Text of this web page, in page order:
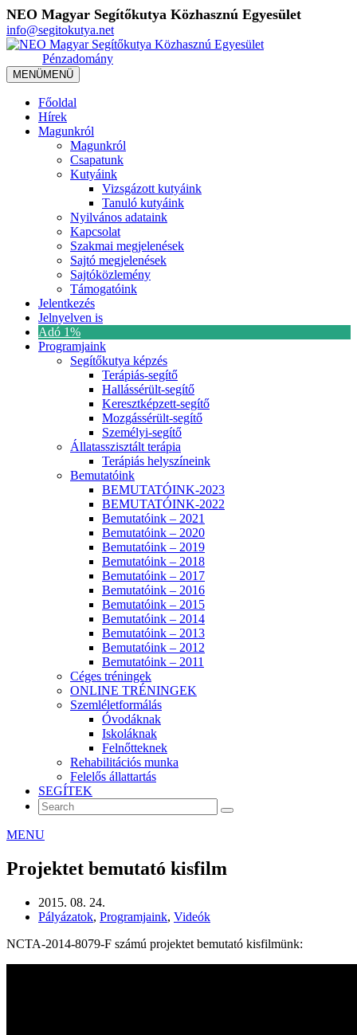
NEO Magyar Segítőkutya Közhasznú Egyesület
info@segitokutya.net
Pénzadomány
MENÜMENÜ
Főoldal
Hírek
Magunkról
Magunkról
Csapatunk
Kutyáink
Vizsgázott kutyáink
Tanuló kutyáink
Nyilvános adataink
Kapcsolat
Szakmai megjelenések
Sajtó megjelenések
Sajtóközlemény
Támogatóink
Jelentkezés
Jelnyelven is
Adó 1%
Programjaink
Segítőkutya képzés
Terápiás-segítő
Hallássérült-segítő
Keresztképzett-segítő
Mozgássérült-segítő
Személyi-segítő
Állatasszisztált terápia
Terápiás helyszíneink
Bemutatóink
BEMUTATÓINK-2023
BEMUTATÓINK-2022
Bemutatóink – 2021
Bemutatóink – 2020
Bemutatóink – 2019
Bemutatóink – 2018
Bemutatóink – 2017
Bemutatóink – 2016
Bemutatóink – 2015
Bemutatóink – 2014
Bemutatóink – 2013
Bemutatóink – 2012
Bemutatóink – 2011
Céges tréningek
ONLINE TRÉNINGEK
Szemléletformálás
Óvodáknak
Iskoláknak
Felnőtteknek
Rehabilitációs munka
Felelős állattartás
SEGÍTEK
MENU
Projektet bemutató kisfilm
2015. 08. 24.
Pályázatok, Programjaink, Videók
NCTA-2014-8079-F számú projektet bemutató kisfilmünk: